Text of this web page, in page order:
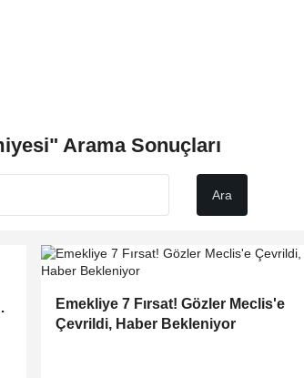
Arama Sonuçları
Emekliye 7 Fırsat! Gözler Meclis'e
Çevrildi, Haber Bekleniyor